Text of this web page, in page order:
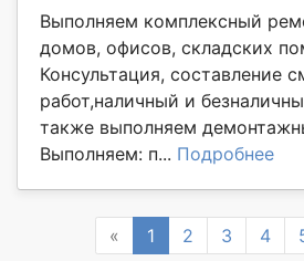
Выполняем комплексный
домов, офисов, складских
Консультация, составление
работ,наличный и
также выполняем
Выполняем: п... Подробнее
« Previous
1 2 3 4